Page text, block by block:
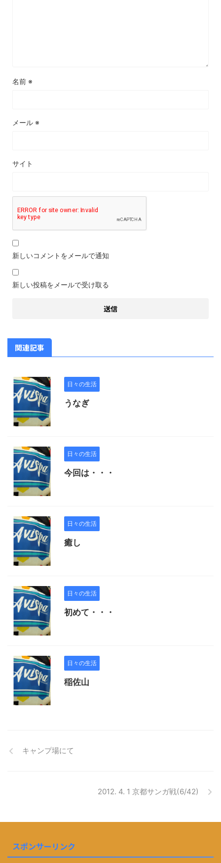
名前 ※
メール ※
サイト
新しいコメントをメールで通知
新しい投稿をメールで受け取る
関連記事
日々の生活
うなぎ
日々の生活
今回は・・・
日々の生活
癒し
日々の生活
初めて・・・
日々の生活
稲佐山
キャンプ場にて
2012. 4. 1 京都サンガ戦(6/42)
スポンサーリンク